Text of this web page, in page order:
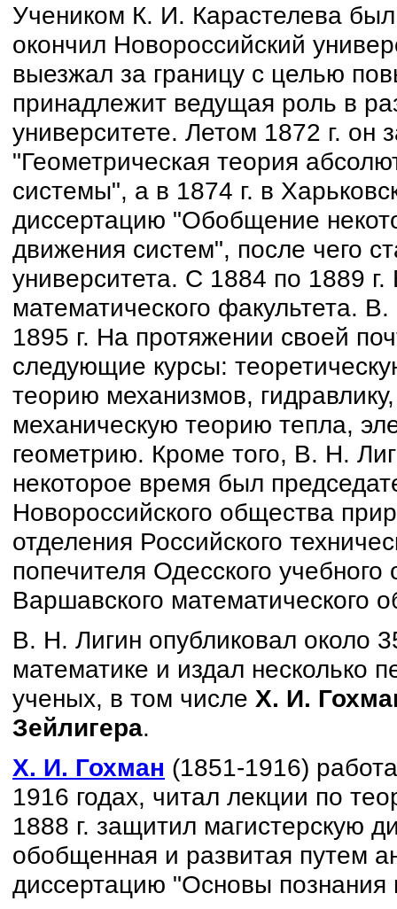
Учеником К. И. Карастелева
окончил Новороссийский
выезжал за границу с целью
принадлежит ведущая роль в
университете. Летом 1872 г. он
"Геометрическая теория
системы", а в 1874 г. в
диссертацию "Обобщение
движения систем", после чего
университета. С 1884 по 1889
математического факультета.
1895 г. На протяжении своей
следующие курсы:
теорию механизмов,
механическую теорию тепла,
геометрию. Кроме того, В. Н.
некоторое время был
Новороссийского общества
отделения Российского
попечителя Одесского
Варшавского математического
В. Н. Лигин опубликовал около
математике и издал несколько
ученых, в том числе Х. И.
Зейлигера.
Х. И. Гохман (1851-1916)
1916 годах, читал лекции по
1888 г. защитил магистерскую
обобщенная и развитая путем
диссертацию "Основы